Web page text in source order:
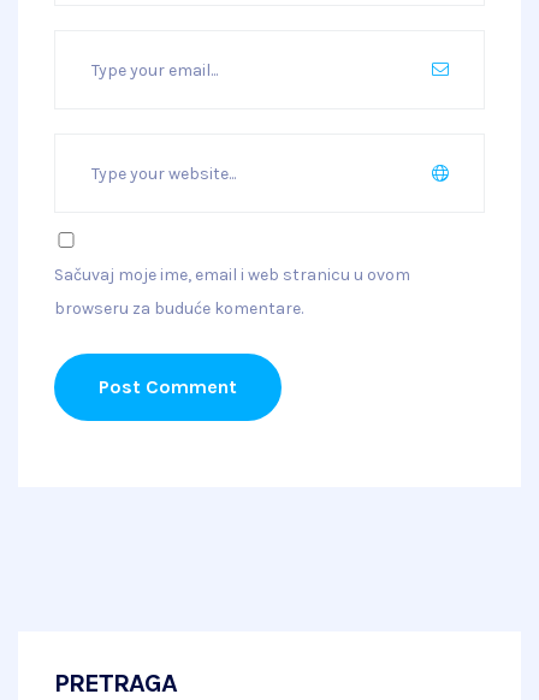
Sačuvaj moje ime, email i web stranicu u ovom
browseru za buduće komentare.
Post Comment
PRETRAGA